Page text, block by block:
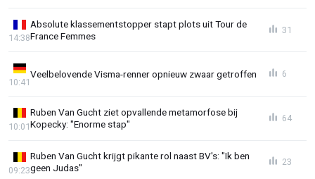
Absolute klassementstopper stapt plots uit Tour de
France Femmes
14:38
31
Veelbelovende Visma-renner opnieuw zwaar getroffen
10:41
6
Ruben Van Gucht ziet opvallende metamorfose bij
Kopecky: "Enorme stap"
10:01
64
Ruben Van Gucht krijgt pikante rol naast BV's: "Ik ben
geen Judas"
09:23
23